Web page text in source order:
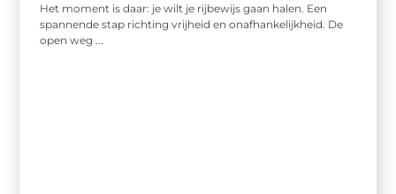
Het moment is daar: je wilt je rijbewijs gaan halen. Een
spannende stap richting vrijheid en onafhankelijkheid. De
open weg ...